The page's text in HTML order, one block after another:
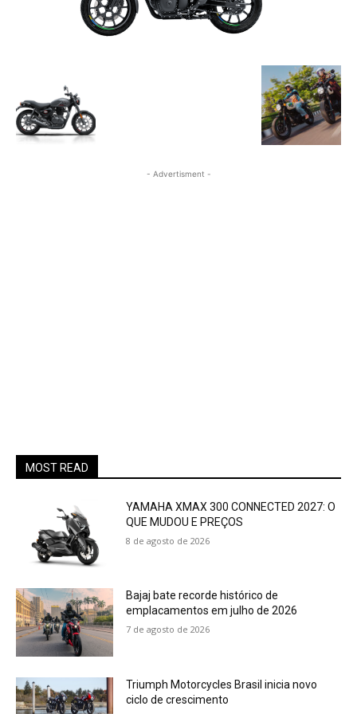
- Advertisment -
MOST READ
YAMAHA XMAX 300 CONNECTED 2027: O
QUE MUDOU E PREÇOS
8 de agosto de 2026
Bajaj bate recorde histórico de
emplacamentos em julho de 2026
7 de agosto de 2026
Triumph Motorcycles Brasil inicia novo
ciclo de crescimento